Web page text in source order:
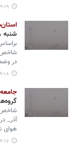
۱۴۰۴-
شنبه ۱۸ آذر
شاخص
در
جامعه
شاخص
هوای